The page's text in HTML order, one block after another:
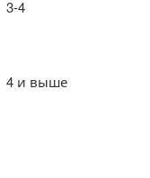
3-4
4 и выше